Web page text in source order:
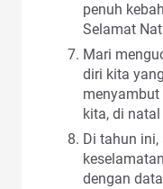
penuh
Selamat
Mari
diri kita
menyambut
kita, di
Di tahun
dengan